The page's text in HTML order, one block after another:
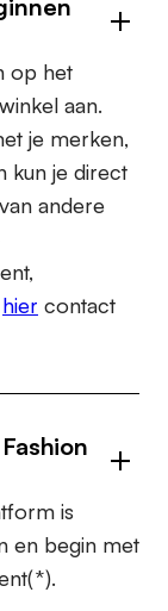
op het
aan.
je merken,
kun je direct
andere
hier contact
is
en begin met